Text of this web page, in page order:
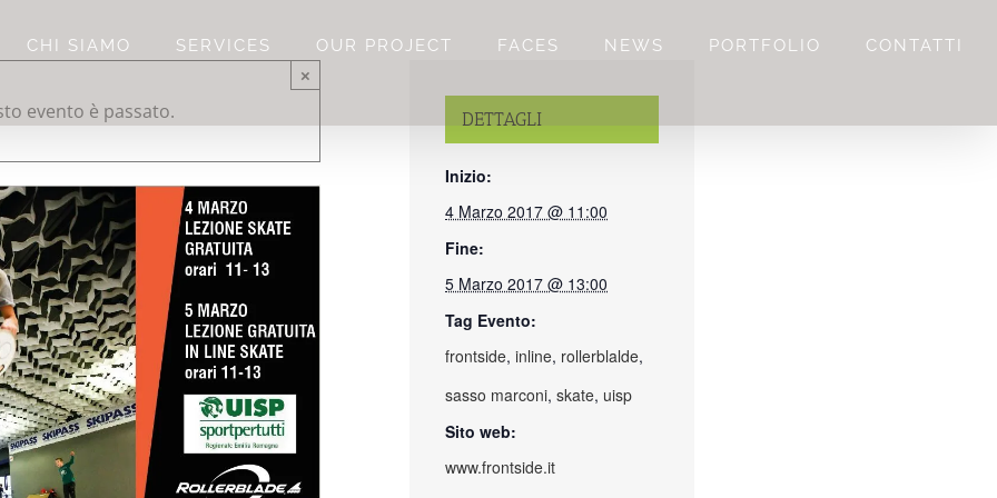
CHI SIAMO SERVICES OUR PROJECT FACES NEWS PORTFOLIO CONTATTI
×
evento è passato. DETTAGLI
Inizio:
4 Marzo 2017 @ 11:00
Fine:
5 Marzo 2017 @ 13:00
Tag Evento:
frontside, inline, rollerblalde,
sasso marconi, skate, uisp
Sito web:
www.frontside.it